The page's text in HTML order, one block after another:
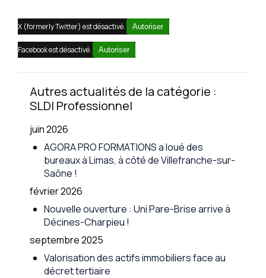
X (formerly Twitter) est désactivé. Autoriser
Facebook est désactivé. Autoriser
Autres actualités de la catégorie :
SLDI Professionnel
juin 2026
AGORA PRO FORMATIONS a loué des
bureaux à Limas, à côté de Villefranche-sur-
Saône !
février 2026
Nouvelle ouverture : Uni Pare-Brise arrive à
Décines-Charpieu !
septembre 2025
Valorisation des actifs immobiliers face au
décret tertiaire